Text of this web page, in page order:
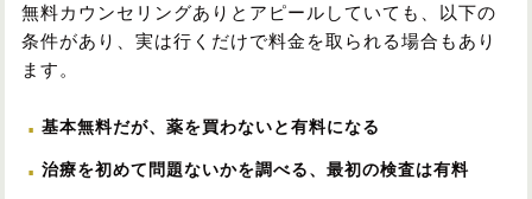
無料カウンセリングありとアピールしていても、以下の
条件があり、実は行くだけで料金を取られる場合もあり
ます。
基本無料だが、薬を買わないと有料になる
治療を初めて問題ないかを調べる、最初の検査は有料